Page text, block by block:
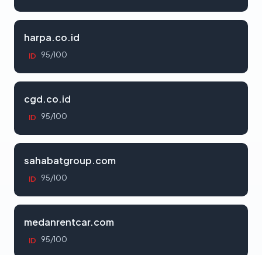
harpa.co.id
ID 95/100
cgd.co.id
ID 95/100
sahabatgroup.com
ID 95/100
medanrentcar.com
ID 95/100